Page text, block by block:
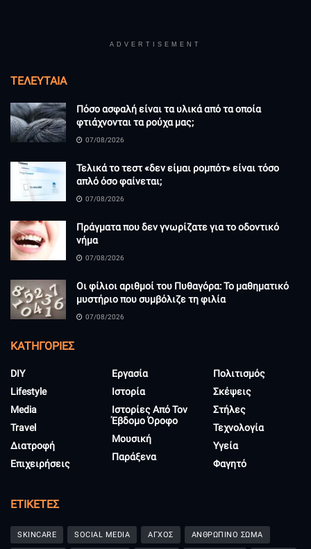
ADVERTISEMENT
ΤΕΛΕΥΤΑΊΑ
Πόσο ασφαλή είναι τα υλικά από τα οποία
φτιάχνονται τα ρούχα μας;
07/08/2026
Τελικά το τεστ «δεν είμαι ρομπότ» είναι τόσο
απλό όσο φαίνεται;
07/08/2026
Πράγματα που δεν γνωρίζατε για το οδοντικό
νήμα
07/08/2026
Οι φίλιοι αριθμοί του Πυθαγόρα: Το μαθηματικό
μυστήριο που συμβόλιζε τη φιλία
07/08/2026
KΑΤΗΓΟΡΊΕΣ
DIY
Lifestyle
Media
Travel
Διατροφή
Επιχειρήσεις
Εργασία
Ιστορία
Ιστορίες Από Τον
Έβδομο Όροφο
Μουσική
Παράξενα
Πολιτισμός
Σκέψεις
Στήλες
Τεχνολογία
Υγεία
Φαγητό
ΕΤΙΚΈΤΕΣ
SKINCARE SOCIAL MEDIA ΑΓΧΟΣ ΑΝΘΡΩΠΙΝΟ ΣΩΜΑ